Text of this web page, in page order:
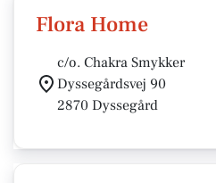
Flora Home
c/o. Chakra Smykker
Dyssegårdsvej 90
2870 Dyssegård